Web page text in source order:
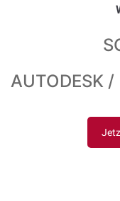
AUTODESK /